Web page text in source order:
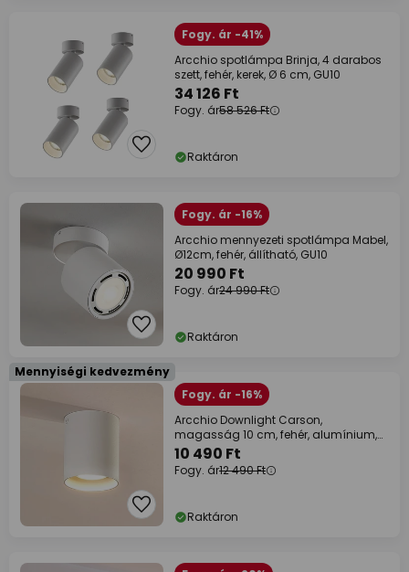
Fogy. ár -41%
Arcchio spotlámpa Brinja, 4 darabos
szett, fehér, kerek, Ø 6 cm, GU10
34 126 Ft
Fogy. ár58 526 Ft
Raktáron
Fogy. ár -16%
Arcchio mennyezeti spotlámpa Mabel,
Ø12cm, fehér, állítható, GU10
20 990 Ft
Fogy. ár24 990 Ft
Raktáron
Mennyiségi kedvezmény
Fogy. ár -16%
Arcchio Downlight Carson,
magasság 10 cm, fehér, alumínium,
alumínium
10 490 Ft
Fogy. ár12 490 Ft
Raktáron